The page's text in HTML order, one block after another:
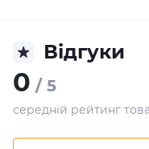
Відгуки
0 / 5
середній рейтинг